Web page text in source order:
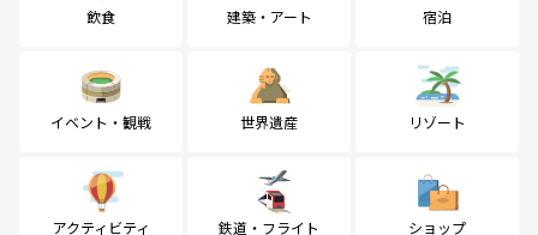
飲食 建築・アート 宿泊
イベント・観戦 世界遺産 リゾート
アクティビティ 鉄道・フライト ショップ